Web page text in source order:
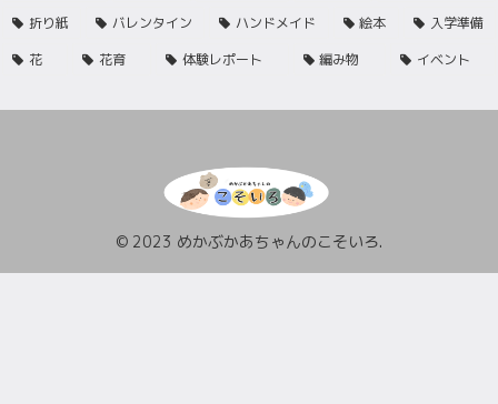
折り紙
バレンタイン ハンドメイド 絵本
入学準備
花
花育 体験レポート 編み物 イベント
© 2023 めかぶかあちゃんのこそいろ.